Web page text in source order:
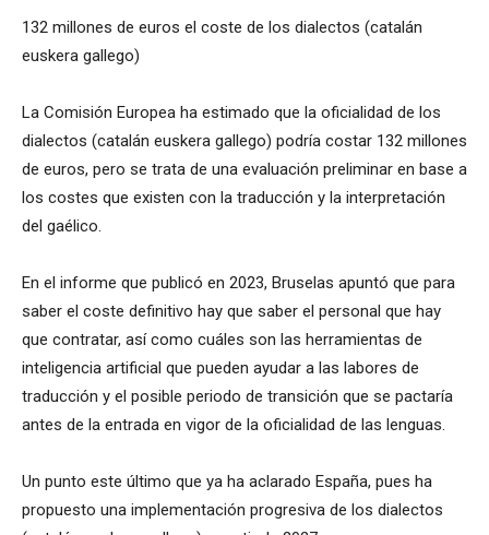
132 millones de euros el coste de los dialectos (catalán
euskera gallego)
La Comisión Europea ha estimado que la oficialidad de los
dialectos (catalán euskera gallego) podría costar 132 millones
de euros, pero se trata de una evaluación preliminar en base a
los costes que existen con la traducción y la interpretación
del gaélico.
En el informe que publicó en 2023, Bruselas apuntó que para
saber el coste definitivo hay que saber el personal que hay
que contratar, así como cuáles son las herramientas de
inteligencia artificial que pueden ayudar a las labores de
traducción y el posible periodo de transición que se pactaría
antes de la entrada en vigor de la oficialidad de las lenguas.
Un punto este último que ya ha aclarado España, pues ha
propuesto una implementación progresiva de los dialectos